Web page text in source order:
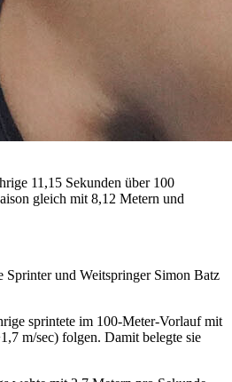
11,15 Sekunden über 100
gleich mit 8,12 Metern und
Sprinter und Weitspringer Simon Batz
sprintete im 100-Meter-Vorlauf mit
m/sec) folgen. Damit belegte sie